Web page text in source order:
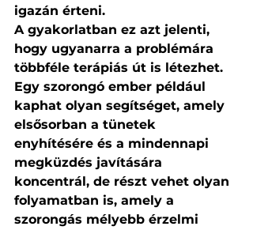
igazán érteni.
A gyakorlatban ez azt jelenti,
hogy ugyanarra a problémára
többféle terápiás út is létezhet.
Egy szorongó ember például
kaphat olyan segítséget, amely
elsősorban a tünetek
enyhítésére és a mindennapi
megküzdés javítására
koncentrál, de részt vehet olyan
folyamatban is, amely a
szorongás mélyebb érzelmi